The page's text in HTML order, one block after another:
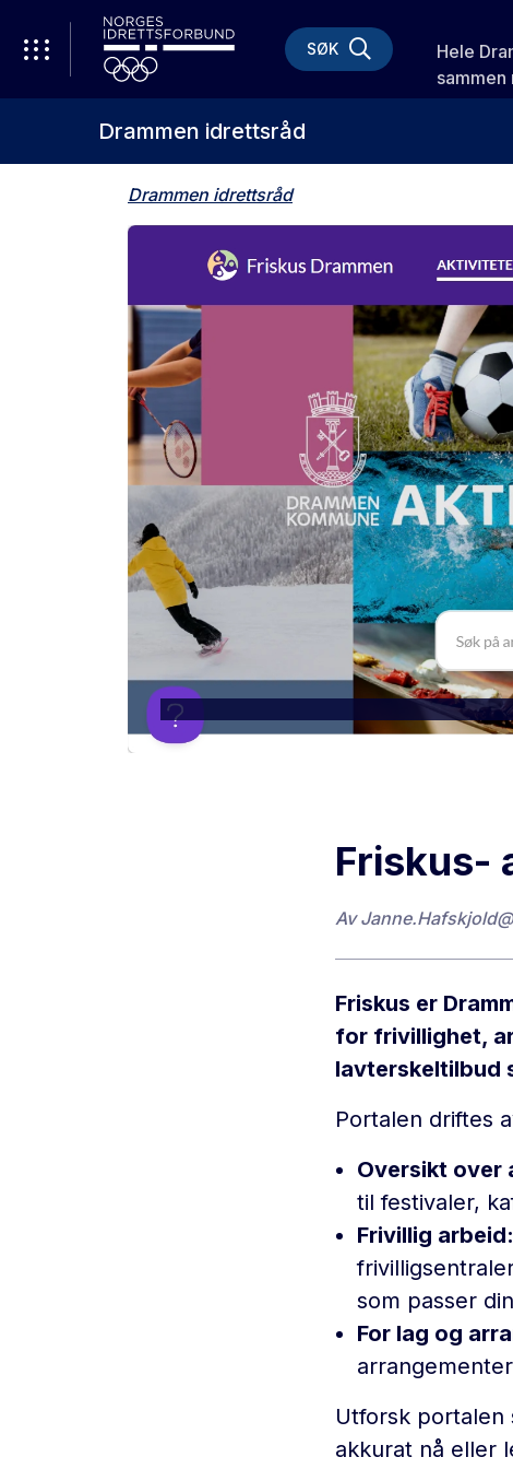
SØK
Hele
Drammen idrettsråd
Drammen idrettsråd
Friskus-
Av
Friskus er
for frivillighet,
lavterskeltilbud
Portalen driftes
Oversikt over
til festivaler,
Frivillig arbeid:
som passer
For lag og
Utforsk portalen
akkurat nå eller